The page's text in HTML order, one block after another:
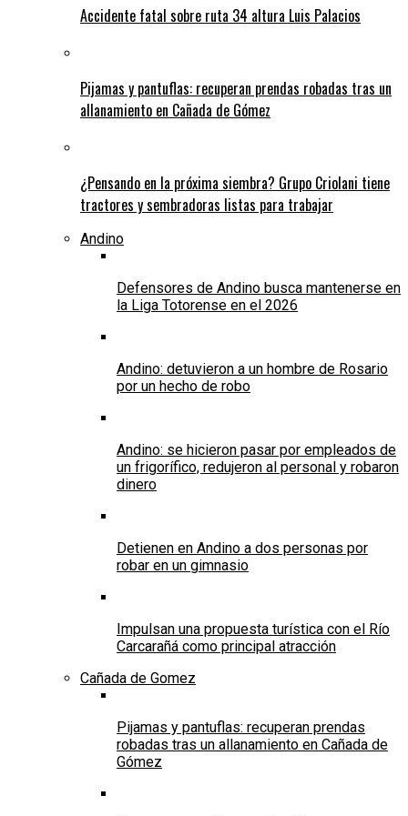
Accidente fatal sobre ruta 34 altura Luis Palacios
Pijamas y pantuflas: recuperan prendas robadas tras un
allanamiento en Cañada de Gómez
¿Pensando en la próxima siembra? Grupo Criolani tiene
tractores y sembradoras listas para trabajar
Andino
Defensores de Andino busca mantenerse en
la Liga Totorense en el 2026
Andino: detuvieron a un hombre de Rosario
por un hecho de robo
Andino: se hicieron pasar por empleados de
un frigorífico, redujeron al personal y robaron
dinero
Detienen en Andino a dos personas por
robar en un gimnasio
Impulsan una propuesta turística con el Río
Carcarañá como principal atracción
Cañada de Gomez
Pijamas y pantuflas: recuperan prendas
robadas tras un allanamiento en Cañada de
Gómez